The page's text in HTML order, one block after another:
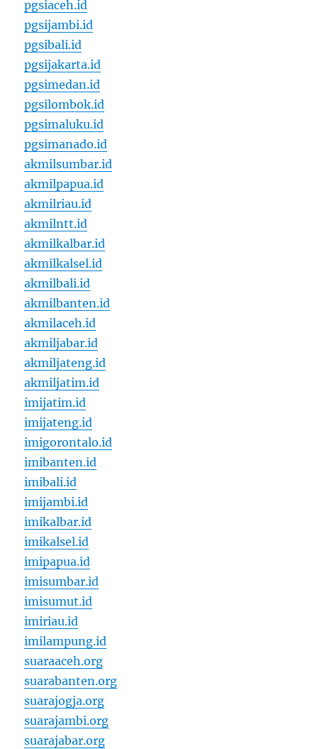
pgsiaceh.id
pgsijambi.id
pgsibali.id
pgsijakarta.id
pgsimedan.id
pgsilombok.id
pgsimaluku.id
pgsimanado.id
akmilsumbar.id
akmilpapua.id
akmilriau.id
akmilntt.id
akmilkalbar.id
akmilkalsel.id
akmilbali.id
akmilbanten.id
akmilaceh.id
akmiljabar.id
akmiljateng.id
akmiljatim.id
imijatim.id
imijateng.id
imigorontalo.id
imibanten.id
imibali.id
imijambi.id
imikalbar.id
imikalsel.id
imipapua.id
imisumbar.id
imisumut.id
imiriau.id
imilampung.id
suaraaceh.org
suarabanten.org
suarajogja.org
suarajambi.org
suarajabar.org